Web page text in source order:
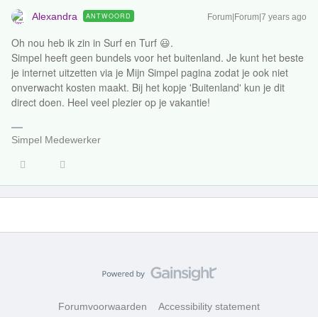
Alexandra ANTWOORD Forum|Forum|7 years ago
Oh nou heb ik zin in Surf en Turf 😃.
Simpel heeft geen bundels voor het buitenland. Je kunt het beste
je internet uitzetten via je Mijn Simpel pagina zodat je ook niet
onverwacht kosten maakt. Bij het kopje 'Buitenland' kun je dit
direct doen. Heel veel plezier op je vakantie!
Simpel Medewerker
Forumvoorwaarden Accessibility statement